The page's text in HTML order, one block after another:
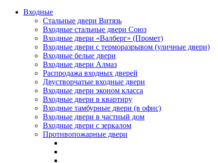
Входные
Стальные двери Витязь
Входные стальные двери Союз
Входные двери «Валберг» (Промет)
Входные двери с терморазрывом (уличные двери)
Входные белые двери
Входные двери Алмаз
Распродажа входных дверей
Двустворчатые входные двери
Входные двери эконом класса
Входные двери в квартиру
Входные тамбурные двери (в офис)
Входные двери в частный дом
Входные двери с зеркалом
Противопожарные двери